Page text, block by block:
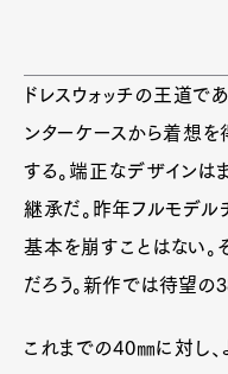
Art&Design
Official
ドレスウォッチの王道で
ンターケースから着想
する。端正なデザインは
継承だ。昨年フルモデル
基本を崩すことはない
だろう。新作では待望の
これまでの40㎜に対し